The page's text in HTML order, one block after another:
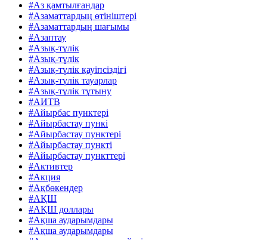
#Аз қамтылғандар
#Азаматтардың өтініштері
#Азаматтардың шағымы
#Азаптау
#Азық-түлік
#Азық-түлік
#Азық-түлік қауіпсіздігі
#Азық-түлік тауарлар
#Азық-түлік тұтыну
#АИТВ
#Айырбас пунктері
#Айырбастау пункі
#Айырбастау пунктері
#Айырбастау пункті
#Айырбастау пункттері
#Активтер
#Акция
#Ақбөкендер
#АҚШ
#АҚШ доллары
#Ақша аударымдары
#Ақша аударымдары